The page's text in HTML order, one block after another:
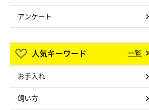
アンケート
人気キーワード 一覧
お手入れ
飼い方